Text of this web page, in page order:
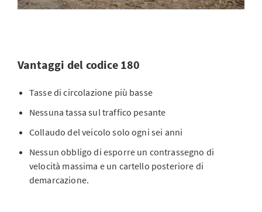
Vantaggi del codice 180
Tasse di circolazione più basse
Nessuna tassa sul traffico pesante
Collaudo del veicolo solo ogni sei anni
Nessun obbligo di esporre un contrassegno di
velocità massima e un cartello posteriore di
demarcazione.